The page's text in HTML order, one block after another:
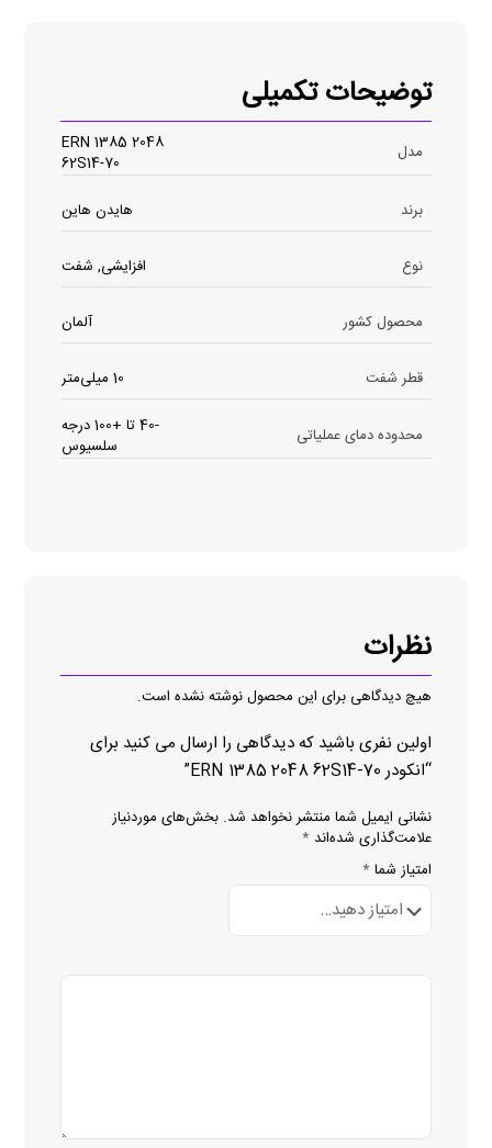
توضیحات تکمیلی
مدل
ERN 1385 2048
62S14-70
برند
هایدن هاین
نوع افزایشی, شفت
محصول کشور آلمان
قطر شفت 10 میلی‌متر
محدوده دمای عملیاتی
-40 تا +100 درجه
سلسیوس
نظرات
هیچ دیدگاهی برای این محصول نوشته نشده است.
اولین نفری باشید که دیدگاهی را ارسال می کنید برای
“انکودر ERN 1385 2048 62S14-70”
نشانی ایمیل شما منتشر نخواهد شد. بخش‌های موردنیاز
علامت‌گذاری شده‌اند *
امتیاز شما *